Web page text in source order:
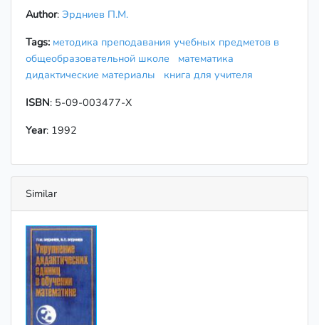
Author: Эрдниев П.М.
Tags: методика преподавания учебных предметов в
общеобразовательной школе
математика
дидактические материалы
книга для учителя
ISBN: 5-09-003477-X
Year: 1992
Similar